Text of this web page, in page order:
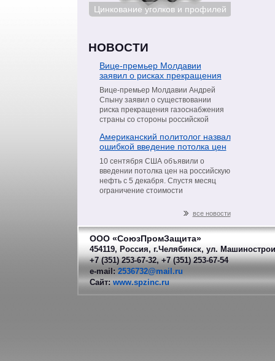
Цинкование уголков и профилей
НОВОСТИ
Вице-премьер Молдавии
заявил о рисках прекращения
поставок газа со стороны
«Газпрома»
Вице-премьер Молдавии Андрей
Спыну заявил о существовании
риска прекращения газоснабжения
страны со стороны российской
сообщил в интервью телеканалу
Moldova 1, пишет РИА Новости.
Американский политолог назвал
ошибкой введение потолка цен
на нефть из РФ
10 сентября США объявили о
введении потолка цен на российскую
нефть с 5 декабря. Спустя месяц
ограничение стоимости
нефтепродукты российскоговсе новости
ООО «СоюзПромЗащита»
454119, Россия, г.Челябинск, ул.
+7 (351) 253-67-32, +7 (351) 253-67-54
e-mail: 2536732@mail.ru
Сайт: www.spzinc.ru